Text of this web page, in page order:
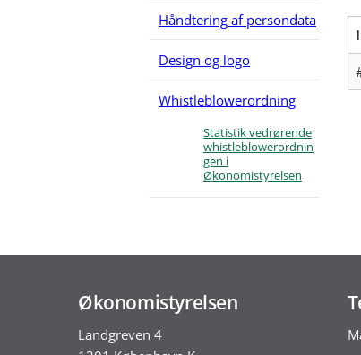
Håndtering af persondata
Design og logo
Whistleblowerordning
Statistik vedrørende
whistleblowerordnin
gen i
Økonomistyrelsen
Økonomistyrelsen
Landgreven 4